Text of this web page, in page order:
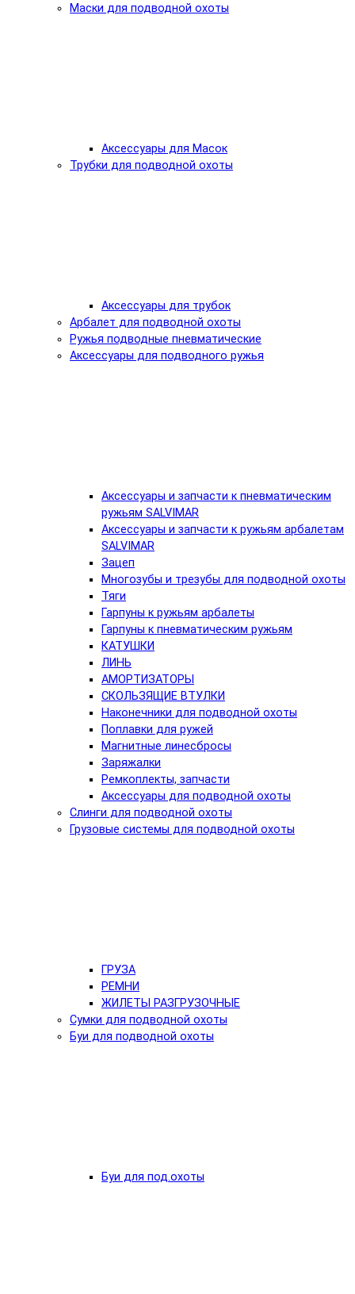
Маски для подводной охоты
Аксессуары для Масок
Трубки для подводной охоты
Аксессуары для трубок
Арбалет для подводной охоты
Ружья подводные пневматические
Аксессуары для подводного ружья
Аксессуары и запчасти к пневматическим
ружьям SALVIMAR
Аксессуары и запчасти к ружьям арбалетам
SALVIMAR
Зацеп
Многозубы и трезубы для подводной охоты
Тяги
Гарпуны к ружьям арбалеты
Гарпуны к пневматическим ружьям
КАТУШКИ
ЛИНЬ
АМОРТИЗАТОРЫ
СКОЛЬЗЯЩИЕ ВТУЛКИ
Наконечники для подводной охоты
Поплавки для ружей
Магнитные линесбросы
Заряжалки
Ремкоплекты, запчасти
Аксессуары для подводной охоты
Слинги для подводной охоты
Грузовые системы для подводной охоты
ГРУЗА
РЕМНИ
ЖИЛЕТЫ РАЗГРУЗОЧНЫЕ
Сумки для подводной охоты
Буи для подводной охоты
Буи для под.охоты